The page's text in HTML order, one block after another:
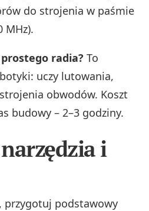
do strojenia w paśmie
MHz).
radia? To
uczy lutowania,
obwodów. Koszt
budowy – 2–3 godziny.
i
przygotuj podstawowy